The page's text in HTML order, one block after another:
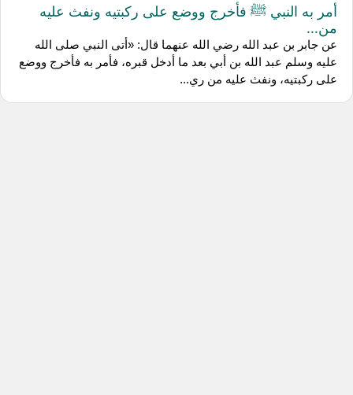
أمر به النبي ﷺ فأخرج ووضع على ركبتيه ونفث عليه
من...
عن جابر بن عبد الله رضي الله عنهما قال: «أتى النبي صلى الله
عليه وسلم عبد الله بن أبي بعد ما أدخل قبره، فأمر به فأخرج ووضع
على ركبتيه، ونفث عليه من ري...